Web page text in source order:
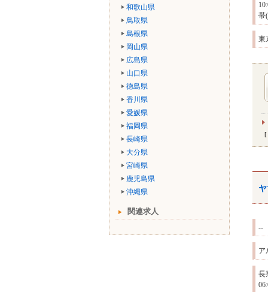
和歌山県
鳥取県
島根県
岡山県
広島県
山口県
徳島県
香川県
愛媛県
福岡県
長崎県
大分県
宮崎県
鹿児島県
沖縄県
関連求人
帯
東
--
ア
長